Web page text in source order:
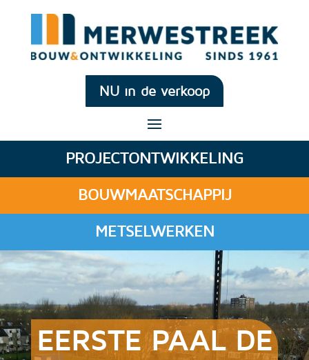
NU in de verkoop
PROJECTONTWIKKELING
BOUWMAATSCHAPPIJ
METSELWERKEN
EERSTE PAAL DE